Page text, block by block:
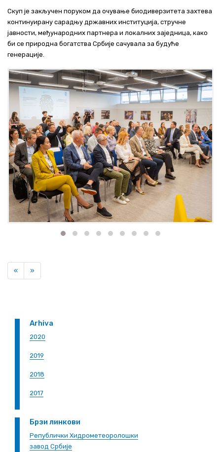
Скуп је закључен поруком да очување биодиверзитета захтева
континуирану сарадњу државних институција, стручне
јавности, међународних партнера и локалних заједница, како
би се природна богатства Србије сачувала за будуће
генерације.
«Previous
»
Arhiva
2020
2019
2018
2017
Брзи линкови
Републички Хидрометеоролошки
завод Србије